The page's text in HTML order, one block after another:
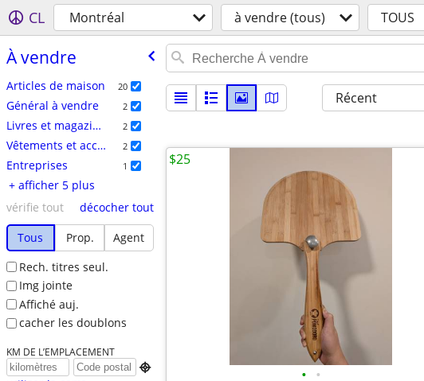
CL Montréal à vendre (tous) TOUS
À vendre
Articles de maison 20
Général à vendre 2
Livres et magazines 2
Vêtements et accessoires 2
Entreprises 1
+ afficher 5 plus
vérifie tout
décocher tout
Tous
Prop.
Agent
Rech. titres seul.
Img jointe
Affiché auj.
cacher les doublons
KM DE L’EMPLACEMENT

Récent
• •
$25